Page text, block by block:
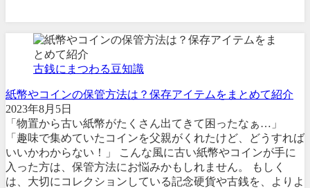
古銭にまつわる豆知識
紙幣やコインの保管方法は？保存アイテムをまとめて紹介
2023年8月5日
「物置から古い紙幣がたくさん出てきて困ったなぁ…」
「趣味で集めていたコインを父親がくれたけど、どうすれば
いいかわからない！」 こんな風に古い紙幣やコインが手に
入った方は、保管方法にお悩みかもしれません。 もしく
は、大切にコレクションしている記念硬貨や古銭を、よりよ